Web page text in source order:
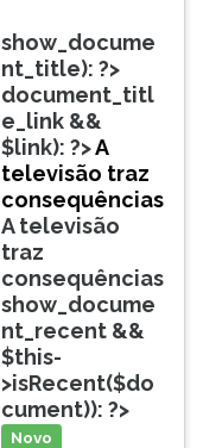
show_docume
nt_title): ?>
document_titl
e_link &&
$link): ?>A
televisão traz
consequências
A televisão
traz
consequências
show_docume
nt_recent &&
$this-
>isRecent($do
cument)): ?>
Novo